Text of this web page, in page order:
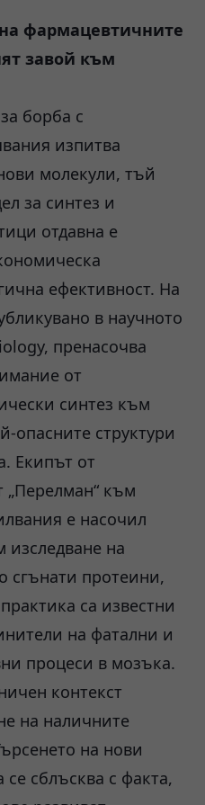
фармацевтичните
завой към
борба с
изпитва
молекули, тъй
за синтез и
отдавна е
ефективност. На
в научното
пренасочва
от
синтез към
опасните структури
Екипът от
„Перелман“ към
е насочил
на
сгънати протеини,
са известни
на фатални и
процеси в мозъка.
контекст
на наличните
на нови
се сблъсква с факта,